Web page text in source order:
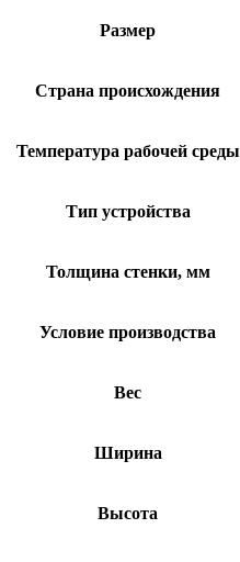
Размер
Страна происхождения
Температура рабочей среды
Тип устройства
Толщина стенки, мм
Условие производства
Вес
Ширина
Высота